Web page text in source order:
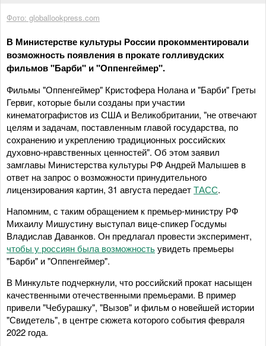
Фото: globallookpress.com
В Министерстве культуры России прокомментировали
возможность появления в прокате голливудских
фильмов "Барби" и "Оппенгеймер".
Фильмы "Оппенгеймер" Кристофера Нолана и "Барби" Греты
Гервиг, которые были созданы при участии
кинематографистов из США и Великобритании, "не отвечают
целям и задачам, поставленным главой государства, по
сохранению и укреплению традиционных российских
духовно-нравственных ценностей". Об этом заявил
замглавы Министерства культуры РФ Андрей Малышев в
ответ на запрос о возможности принудительного
лицензирования картин, 31 августа передаетТАСС.
Напомним, с таким обращением к премьер-министру РФ
Михаилу Мишустину выступал вице-спикер Госдумы
Владислав Даванков. Он предлагал провести эксперимент,
чтобы у россиян была возможностьувидеть премьеры
"Барби" и "Оппенгеймер".
В Минкульте подчеркнули, что российский прокат насыщен
качественными отечественными премьерами. В пример
привели "Чебурашку", "Вызов" и фильм о новейшей истории
"Свидетель", в центре сюжета которого события февраля
2022 года.